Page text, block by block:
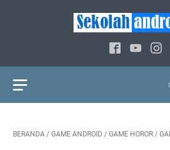
BERANDA / GAME ANDROID / GAME HOROR /